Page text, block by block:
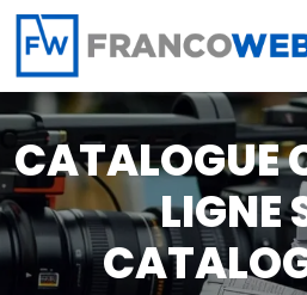
Panneau de gestion des cookies
CATALOGUE
LIGNE